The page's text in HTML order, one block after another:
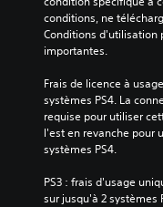
conditions, ne
Conditions d'utilisation
importantes.
Frais de licence à
systèmes PS4. La
requise pour utiliser
l'est en revanche pour
systèmes PS4.
PS3 : frais d'usage
sur jusqu'à 2 systèmes